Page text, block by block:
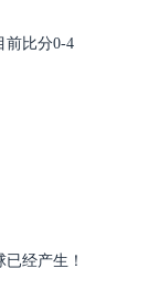
前比分0-4
经产生！